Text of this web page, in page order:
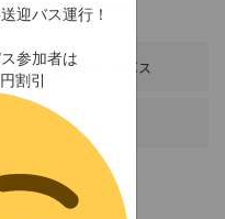
迎バス運行！
参加者は
割引
FAX：0791-46-2526
スクールバス